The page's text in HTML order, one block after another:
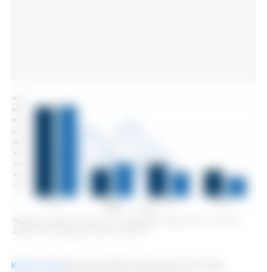
Hiszpański eksport wieprzowiny i produktów wieprzowych, w tonach.
Źródło: 333 na podstawie danych CEXGAN.
Kliknij tutaj